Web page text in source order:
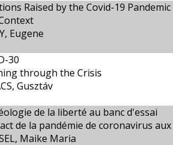
Raised by the Covid-19
Eugene
30
through the Crisis
Gusztáv
de la liberté au banc d'essai
de la pandémie de coronavirus
Maike Maria